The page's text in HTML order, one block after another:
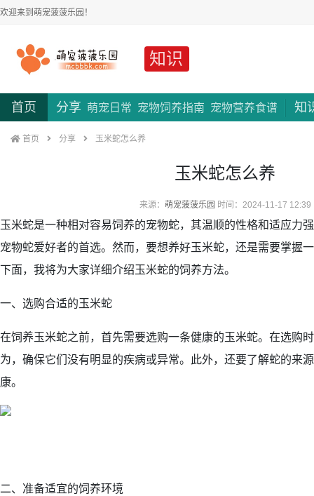
欢迎来到萌宠菠菠乐园！
知识
首页 分享 萌宠日常 宠物饲养指南 宠物营养食谱 知
首页 分享 玉米蛇怎么养
玉米蛇怎么养
来源： 萌宠菠菠乐园 时间：2024-11-17 12:39
玉米蛇是一种相对容易饲养的宠物蛇，其温顺的性格和适应力
宠物蛇爱好者的首选。然而，要想养好玉米蛇，还是需要掌握
下面，我将为大家详细介绍玉米蛇的饲养方法。
一、选购合适的玉米蛇
在饲养玉米蛇之前，首先需要选购一条健康的玉米蛇。在选购
为，确保它们没有明显的疾病或异常。此外，还要了解蛇的来
康。
二、准备适宜的饲养环境